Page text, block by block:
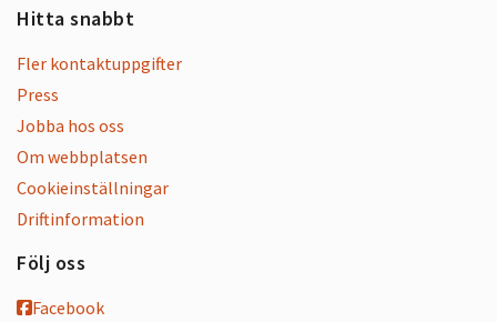
Hitta snabbt
Fler kontaktuppgifter
Press
Jobba hos oss
Om webbplatsen
Cookieinställningar
Driftinformation
Följ oss
Facebook